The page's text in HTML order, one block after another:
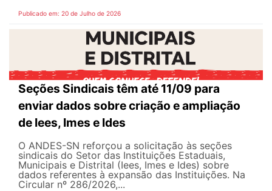
Publicado em: 20 de Julho de 2026
Seções Sindicais têm até 11/09 para
enviar dados sobre criação e ampliação
de Iees, Imes e Ides
O ANDES-SN reforçou a solicitação às seções
sindicais do Setor das Instituições Estaduais,
Municipais e Distrital (Iees, Imes e Ides) sobre
dados referentes à expansão das Instituições. Na
Circular nº 286/2026,...